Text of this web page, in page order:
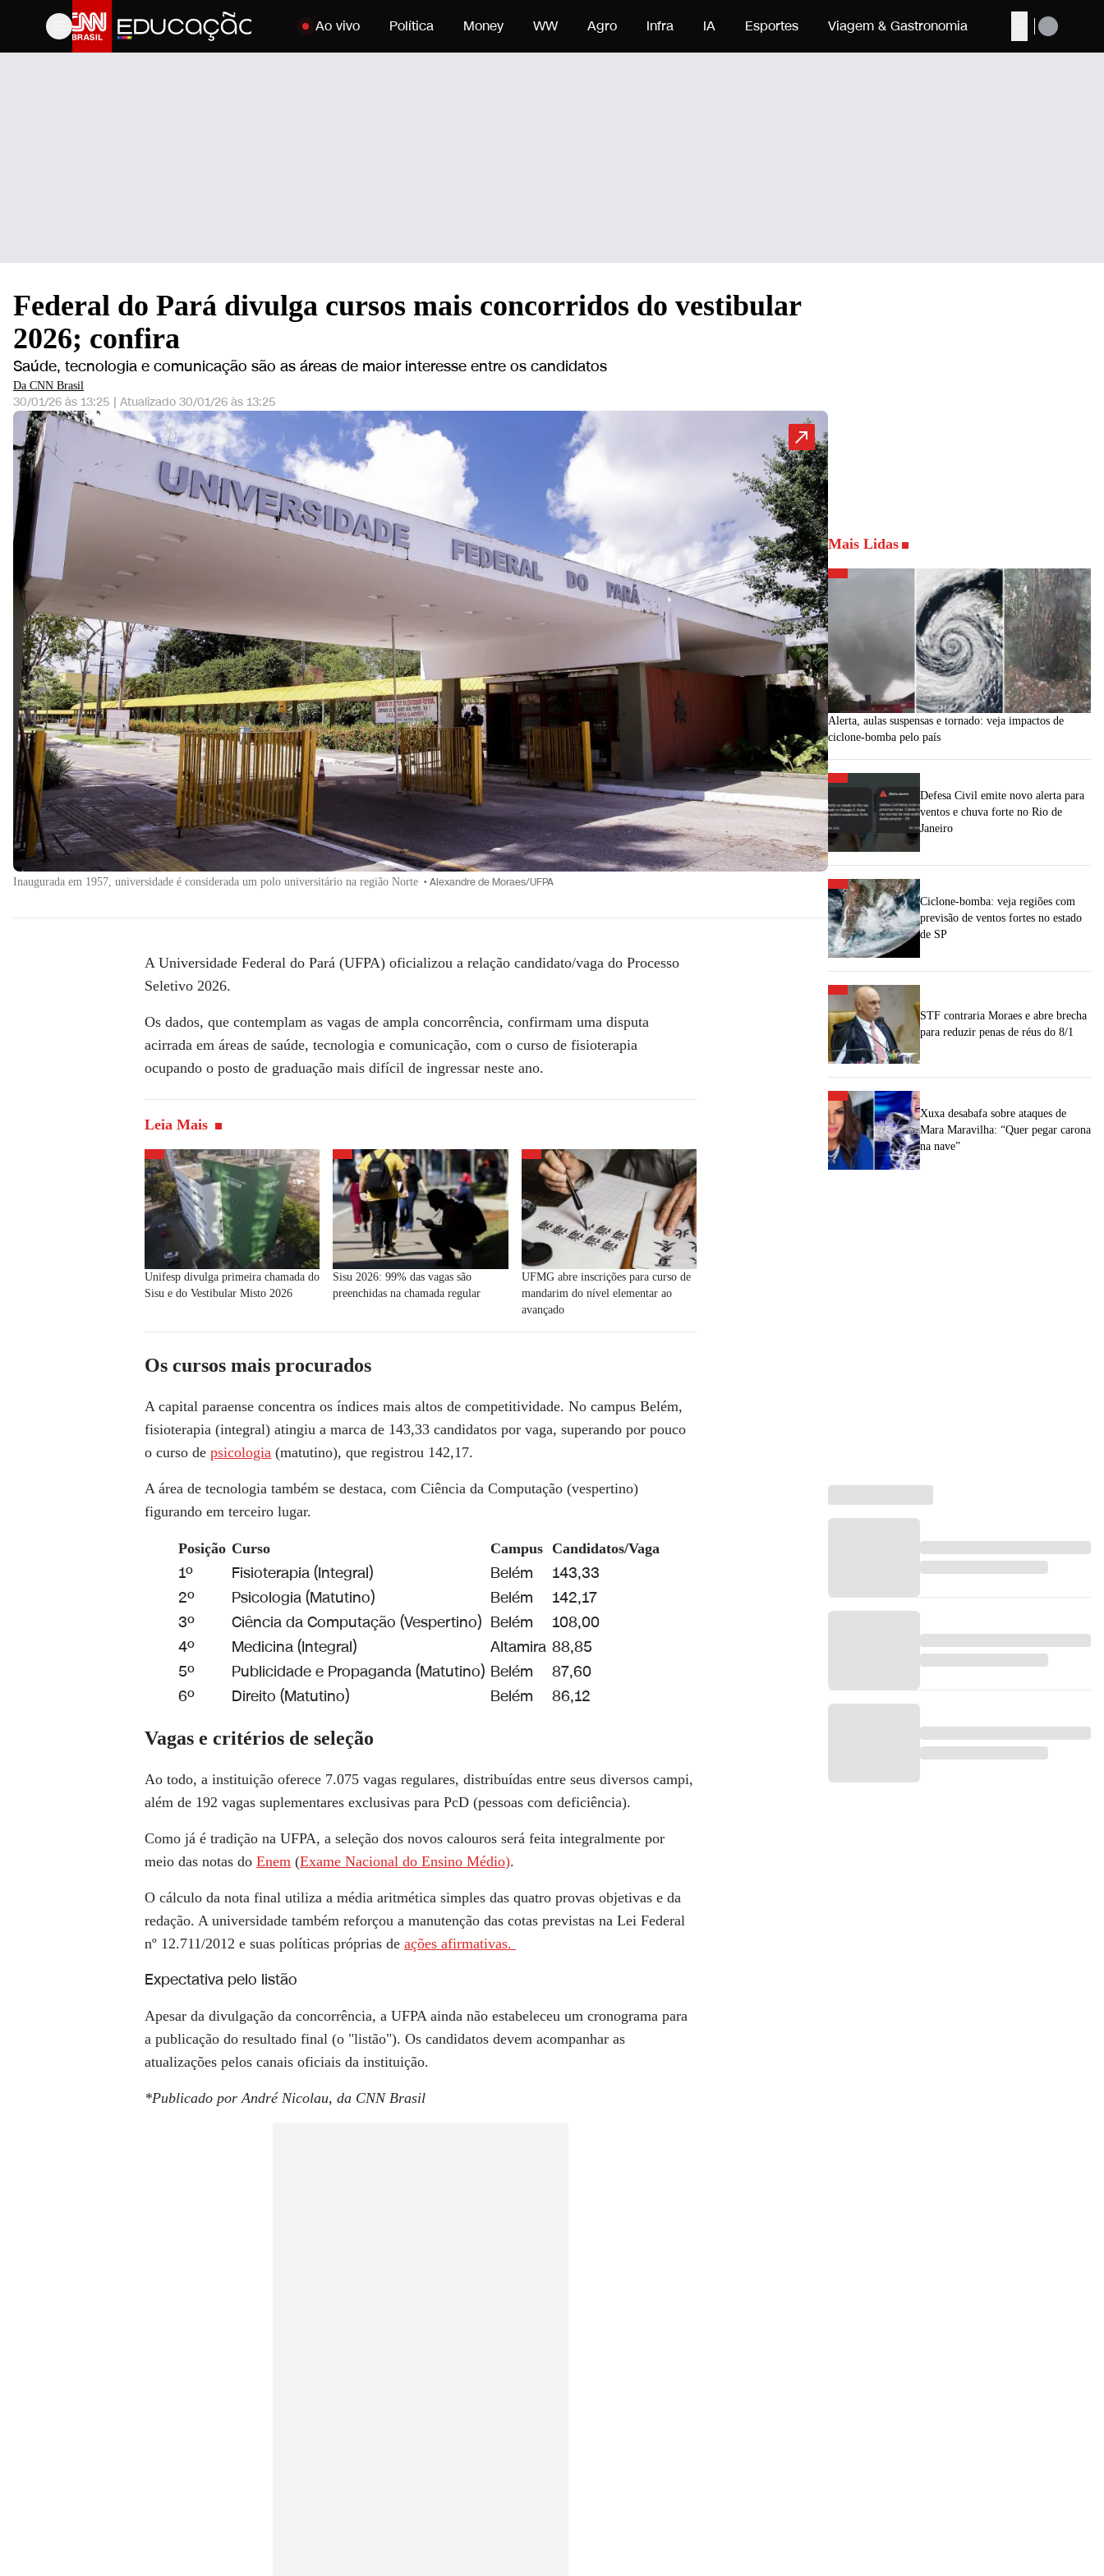
Buscar
Pular para o conteúdo
Ao vivo Política Money WW Agro Infra IA Esportes Viagem & Gastronomia
Federal do Pará divulga cursos mais concorridos do vestibular
2026; confira
Saúde, tecnologia e comunicação são as áreas de maior interesse entre os candidatos
Da CNN Brasil
30/01/26 às 13:25 | Atualizado 30/01/26 às 13:25
Inaugurada em 1957, universidade é considerada um polo universitário na região Norte •Alexandre de Moraes/UFPA
A Universidade Federal do Pará (UFPA) oficializou a relação candidato/vaga do Processo
Seletivo 2026.
Os dados, que contemplam as vagas de ampla concorrência, confirmam uma disputa
acirrada em áreas de saúde, tecnologia e comunicação, com o curso de fisioterapia
ocupando o posto de graduação mais difícil de ingressar neste ano.
Leia Mais
Unifesp divulga primeira chamada do
Sisu e do Vestibular Misto 2026
Sisu 2026: 99% das vagas são
preenchidas na chamada regular
UFMG abre inscrições para curso de
mandarim do nível elementar ao
avançado
Os cursos mais procurados
A capital paraense concentra os índices mais altos de competitividade. No campus Belém,
fisioterapia (integral) atingiu a marca de 143,33 candidatos por vaga, superando por pouco
o curso de psicologia (matutino), que registrou 142,17.
A área de tecnologia também se destaca, com Ciência da Computação (vespertino)
figurando em terceiro lugar.
Posição Curso Campus Candidatos/Vaga
1º Fisioterapia (Integral) Belém
143,33
2º
Psicologia (Matutino) Belém
142,17
3º
Ciência da Computação (Vespertino) Belém
108,00
4º
Medicina (Integral) Altamira 88,85
5º
Publicidade e Propaganda (Matutino) Belém
87,60
6º
Direito (Matutino) Belém
86,12
Vagas e critérios de seleção
Ao todo, a instituição oferece 7.075 vagas regulares, distribuídas entre seus diversos campi,
além de 192 vagas suplementares exclusivas para PcD (pessoas com deficiência).
Como já é tradição na UFPA, a seleção dos novos calouros será feita integralmente por
meio das notas do Enem (Exame Nacional do Ensino Médio).
O cálculo da nota final utiliza a média aritmética simples das quatro provas objetivas e da
redação. A universidade também reforçou a manutenção das cotas previstas na Lei Federal
nº 12.711/2012 e suas políticas próprias de ações afirmativas.
Expectativa pelo listão
Apesar da divulgação da concorrência, a UFPA ainda não estabeleceu um cronograma para
a publicação do resultado final (o "listão"). Os candidatos devem acompanhar as
atualizações pelos canais oficiais da instituição.
*Publicado por André Nicolau, da CNN Brasil
Mais Lidas
Alerta, aulas suspensas e tornado: veja impactos de
ciclone-bomba pelo país
Defesa Civil emite novo alerta para
ventos e chuva forte no Rio de
Janeiro
Ciclone-bomba: veja regiões com
previsão de ventos fortes no estado
de SP
STF contraria Moraes e abre brecha
para reduzir penas de réus do 8/1
Xuxa desabafa sobre ataques de
Mara Maravilha: “Quer pegar carona
na nave”